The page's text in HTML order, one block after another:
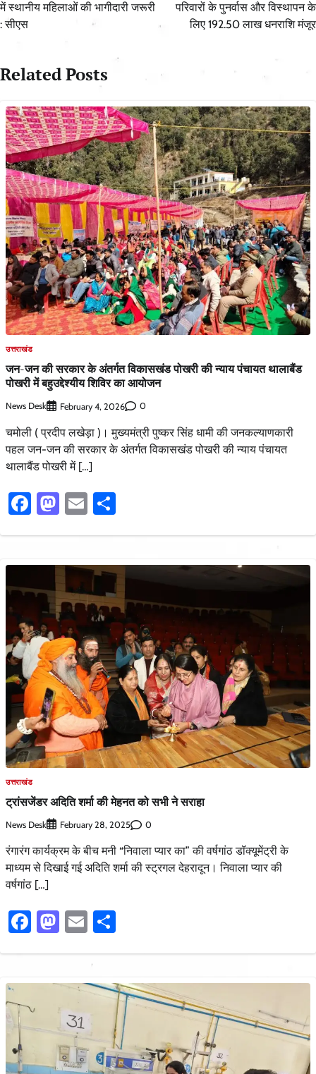
में स्थानीय महिलाओं की भागीदारी जरूरी
: सीएस
परिवारों के पुनर्वास और विस्थापन के
लिए 192.50 लाख धनराशि मंजूर
Related Posts
उत्तराखंड
जन-जन की सरकार के अंतर्गत विकासखंड पोखरी की न्याय पंचायत थालाबैंड
पोखरी में बहुउद्देश्यीय शिविर का आयोजन
News Desk February 4, 2026 0
चमोली ( प्रदीप लखेड़ा )। मुख्यमंत्री पुष्कर सिंह धामी की जनकल्याणकारी
पहल जन-जन की सरकार के अंतर्गत विकासखंड पोखरी की न्याय पंचायत
थालाबैंड पोखरी में […]
Facebook
Mastodon
Email
उत्तराखंड
ट्रांसजेंडर अदिति शर्मा की मेहनत को सभी ने सराहा
News Desk February 28, 2025 0
रंगारंग कार्यक्रम के बीच मनी “निवाला प्यार का” की वर्षगांठ डॉक्यूमेंट्री के
माध्यम से दिखाई गई अदिति शर्मा की स्ट्रगल देहरादून। निवाला प्यार की
वर्षगांठ […]
Facebook
Mastodon
Email